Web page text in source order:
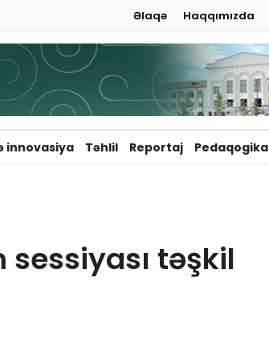
Əlaqə Haqqımızda
innovasiya Təhlil Reportaj Pedaqogika
təşkil